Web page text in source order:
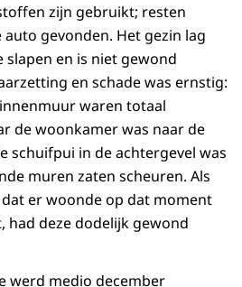
zijn gebruikt; resten
gevonden. Het gezin lag
en is niet gewond
en schade was ernstig:
waren totaal
de woonkamer was naar de
schuifpui in de achtergevel was
muren zaten scheuren. Als
er woonde op dat moment
had deze dodelijk gewond
werd medio december